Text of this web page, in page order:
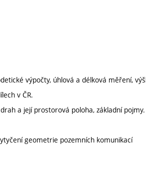
výpočty, úhlová a délková měření,
v ČR.
a její prostorová poloha, základní
geometrie pozemních komunikací